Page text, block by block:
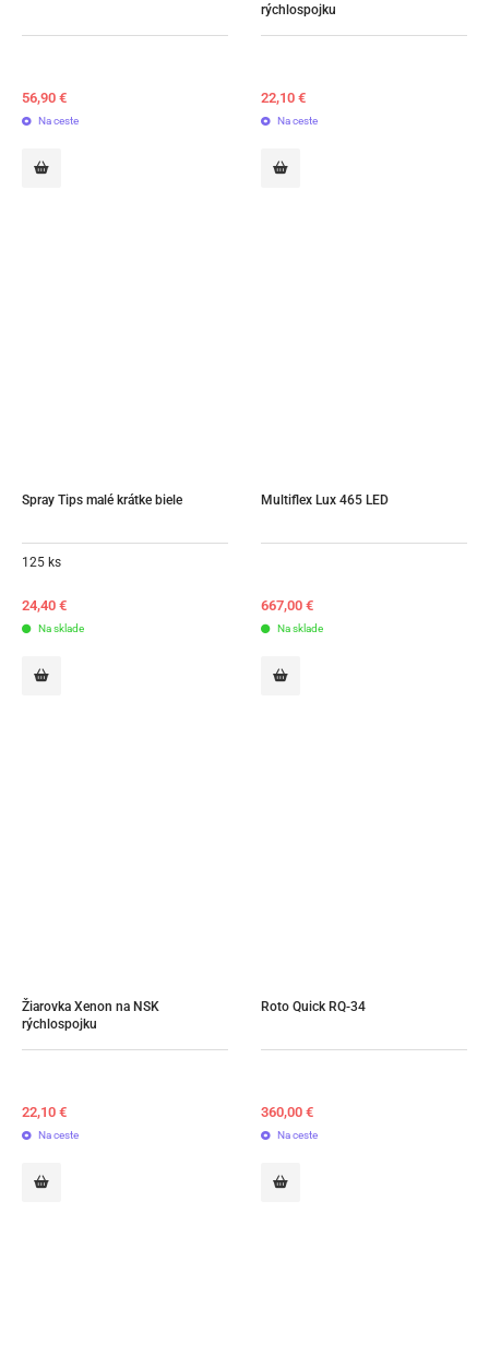
56,90 €
Na ceste
rýchlospojku
22,10 €
Na ceste
Spray Tips malé krátke biele
125 ks
24,40 €
Na sklade
Multiflex Lux 465 LED
667,00 €
Na sklade
Žiarovka Xenon na NSK
rýchlospojku
22,10 €
Na ceste
Roto Quick RQ-34
360,00 €
Na ceste